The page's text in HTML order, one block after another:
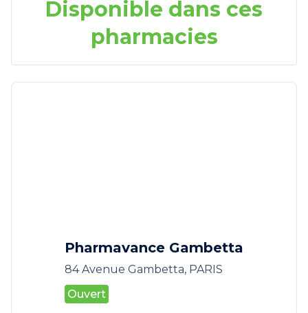
Disponible dans ces
pharmacies
Pharmavance Gambetta
84 Avenue Gambetta, PARIS
Ouvert